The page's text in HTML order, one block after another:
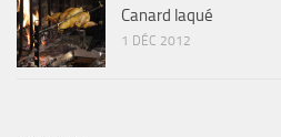
Canard laqué
1 DÉC 2012